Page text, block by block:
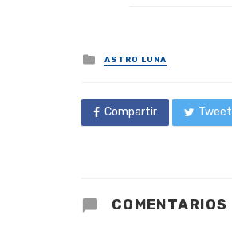
Posted
in
ASTRO LUNA
Compartir Tweet
COMENTARIOS